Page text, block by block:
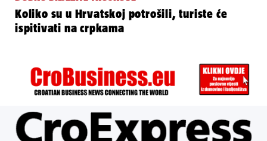
Koliko su u Hrvatskoj potrošili, turiste će
ispitivati na crpkama